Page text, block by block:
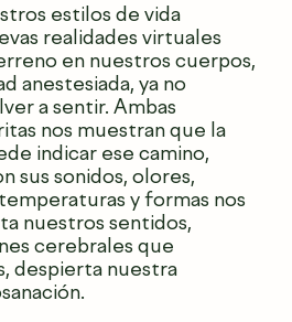
estilos de vida
realidades virtuales
en nuestros cuerpos,
anestesiada, ya no
a sentir. Ambas
nos muestran que la
indicar ese camino,
sus sonidos, olores,
y formas nos
nuestros sentidos,
cerebrales que
despierta nuestra